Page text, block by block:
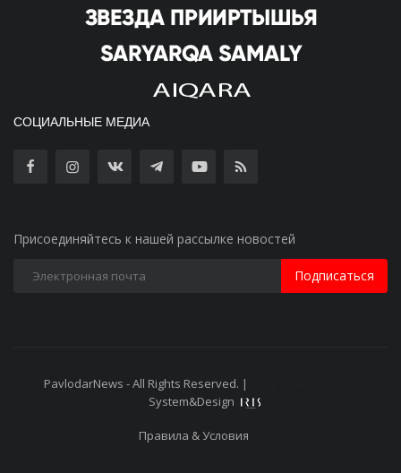
СОЦИАЛЬНЫЕ МЕДИА
Присоединяйтесь к нашей рассылке новостей
Подписаться
PavlodarNews - All Rights Reserved. |
System&Design
Правила & Условия